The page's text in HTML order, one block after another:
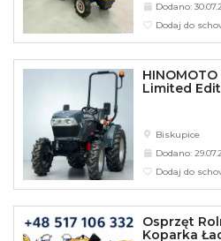
Dodano:
Dodaj do
HINOMOTO
Limited
Biskupice
Dodano:
Dodaj do
Osprzęt
Koparka